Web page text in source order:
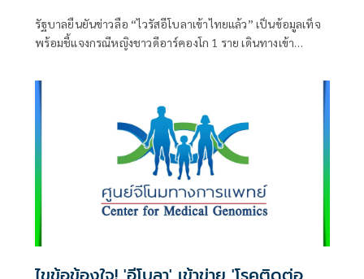
รัฐบาลยืนยันข่าวลือ “ไวรัสอีโบลาเข้าไทยแล้ว” เป็นข้อมูลเท็จ
พร้อมชี้แจงกรณีหญิงชาวดีอาร์คองโก 1 ราย เดินทางเข้า
ไม่พบประวัติสัมผัสผู้ป่วย และได้จองตั๋วเดินทางกลับประเทศ
ต้นทางแล้ว ขณะที่การติดตามผู้เดินทาง